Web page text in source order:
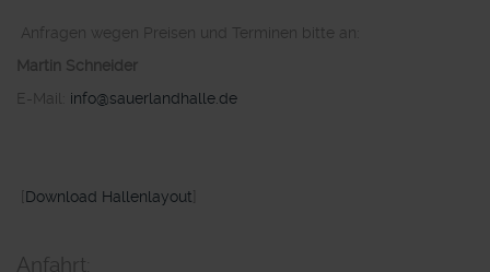
Anfragen wegen Preisen und Terminen bitte an:
Martin Schneider
E-Mail: info@sauerlandhalle.de
Download Hallenlayout
Anfahrt: